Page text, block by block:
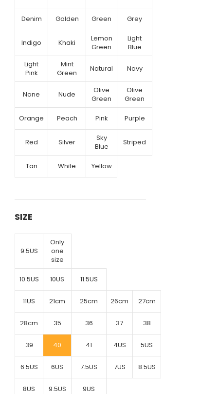
Denim Golden Green Grey
Indigo Khaki
Lemon
Green
Light
Blue
Light
Pink
Mint
Green
Natural Navy
None Nude
Olive
Green
Olive
Green
Orange Peach Pink Purple
Red Silver
Sky
Blue
Striped
Tan White Yellow
SIZE
9.5US
Only
one
size
10.5US 10US 11.5US
11US 21cm 25cm 26cm 27cm
28cm 35 36 37 38
39 40 41 4US 5US
6.5US 6US 7.5US 7US 8.5US
8US 9.5US 9US